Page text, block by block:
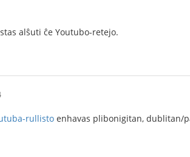
alŝuti ĉe Youtubo-retejo.
rullisto enhavas plibonigitan, dublitan/